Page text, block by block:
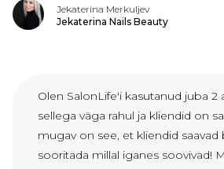
Jekaterina Merkuljev
Jekaterina Nails Beauty
Olen SalonLife'i kasutanud juba 2
sellega väga rahul ja kliendid on
mugav on see, et kliendid
sooritada millal iganes soovivad!